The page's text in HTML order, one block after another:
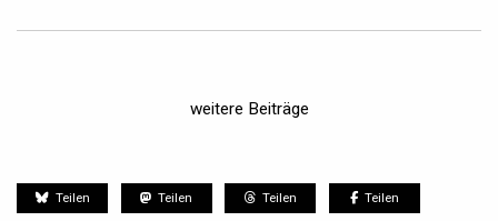
weitere Beiträge
Teilen Teilen Teilen Teilen